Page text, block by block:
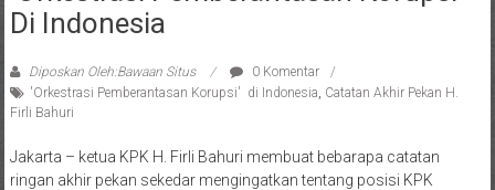
Di Indonesia
Diposkan Oleh:Bawaan Situs
0 Komentar
'Orkestrasi Pemberantasan Korupsi' di Indonesia, Catatan Akhir Pekan H.
Firli Bahuri
Jakarta – ketua KPK H. Firli Bahuri membuat bebarapa catatan
ringan akhir pekan sekedar mengingatkan tentang posisi KPK